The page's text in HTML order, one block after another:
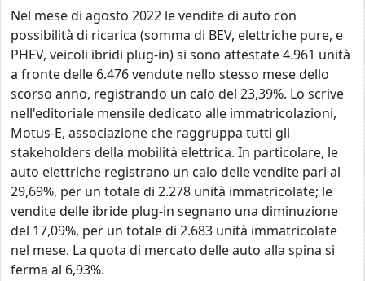
Nel mese di agosto 2022 le vendite di auto con
possibilità di ricarica (somma di BEV, elettriche pure, e
PHEV, veicoli ibridi plug-in) si sono attestate 4.961 unità
a fronte delle 6.476 vendute nello stesso mese dello
scorso anno, registrando un calo del 23,39%. Lo scrive
nell'editoriale mensile dedicato alle immatricolazioni,
Motus-E, associazione che raggruppa tutti gli
stakeholders della mobilità elettrica. In particolare, le
auto elettriche registrano un calo delle vendite pari al
29,69%, per un totale di 2.278 unità immatricolate; le
vendite delle ibride plug-in segnano una diminuzione
del 17,09%, per un totale di 2.683 unità immatricolate
nel mese. La quota di mercato delle auto alla spina si
ferma al 6,93%.